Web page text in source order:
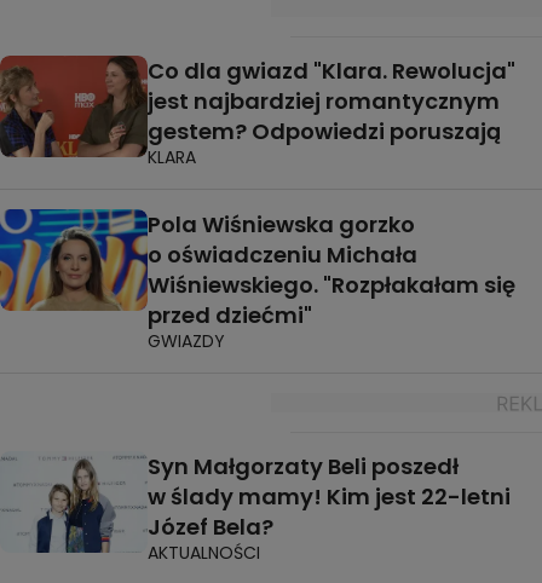
Co dla gwiazd "Klara. Rewolucja"
jest najbardziej romantycznym
gestem? Odpowiedzi poruszają
KLARA
Pola Wiśniewska gorzko
o oświadczeniu Michała
Wiśniewskiego. "Rozpłakałam się
przed dziećmi"
GWIAZDY
Syn Małgorzaty Beli poszedł
w ślady mamy! Kim jest 22-letni
Józef Bela?
AKTUALNOŚCI